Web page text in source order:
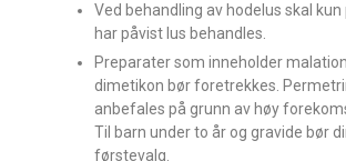
Ved behandling av hodelus skal
har påvist lus behandles.
Preparater som inneholder
dimetikon bør foretrekkes.
anbefales på grunn av høy
Til barn under to år og gravide bør
førstevalg.